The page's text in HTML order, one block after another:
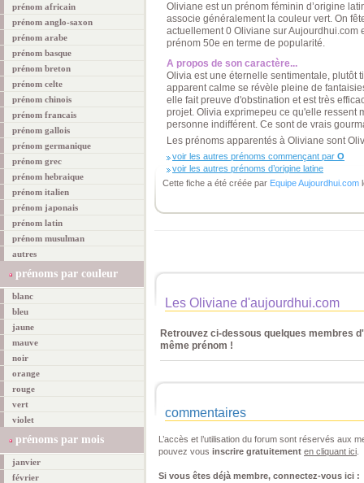
prénom africain
prénom anglo-saxon
prénom arabe
prénom basque
prénom breton
prénom celte
prénom chinois
prénom francais
prénom gallois
prénom germanique
prénom grec
prénom hebraique
prénom italien
prénom japonais
prénom latin
prénom musulman
autres
prénoms par couleur
blanc
bleu
jaune
mauve
noir
orange
rouge
vert
violet
prénoms par mois
janvier
février
Oliviane est un prénom féminin d’origine
associe généralement la couleur vert. On
actuellement 0 Oliviane sur Aujourdhui.com
prénom 50e en terme de popularité.
A propos de son caractère...
Olivia est une éternelle sentimentale, plutôt
apparent calme se révèle pleine de
elle fait preuve d'obstination et est très
projet. Olivia exprimepeu ce qu'elle ressent
personne indifférent. Ce sont de vrais
Les prénoms apparentés à Oliviane sont
voir les autres prénoms commençant par O
voir les autres prénoms d’origine latine
Cette fiche a été créée par Equipe Aujourdhui.com
Les Oliviane d'aujourdhui.com
Retrouvez ci-dessous quelques membres
même prénom !
commentaires
L’accès et l’utilisation du forum sont réservés aux
pouvez vous inscrire gratuitement en cliquant ici
Si vous êtes déjà membre, connectez-vous ici :